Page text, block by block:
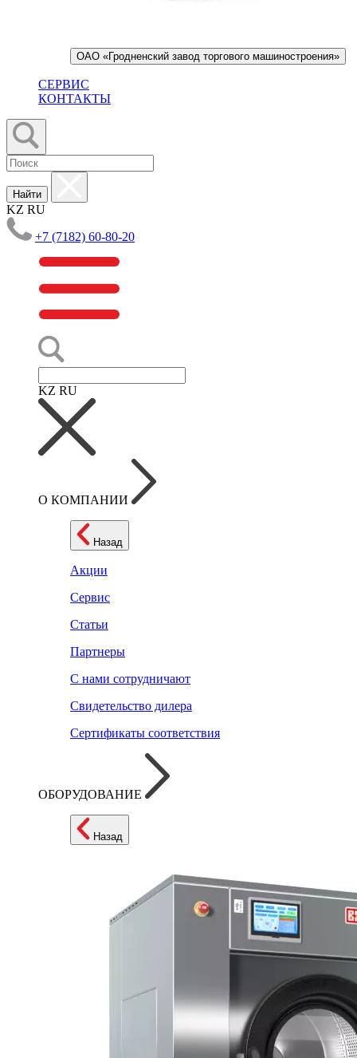
ОАО «Гродненский завод торгового машиностроения»
СЕРВИС
КОНТАКТЫ
Найти
KZ RU
+7 (7182) 60-80-20
KZ RU
О КОМПАНИИ
Назад
Акции
Сервис
Статьи
Партнеры
С нами сотрудничают
Свидетельство дилера
Сертификаты соответствия
ОБОРУДОВАНИЕ
Назад